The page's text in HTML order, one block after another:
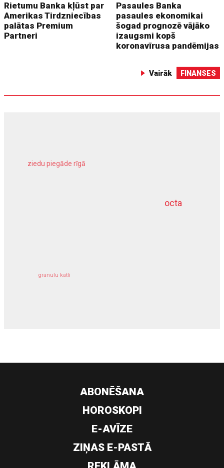
Rietumu Banka kļūst par
Amerikas Tirdzniecības
palātas Premium
Partneri
Pasaules Banka
pasaules ekonomikai
šogad prognozē vājāko
izaugsmi kopš
koronavīrusa pandēmijas
Vairāk FINANSES
octa
ziedu piegāde rīgā
granulu katli
dziļurbums
ABONĒŠANA
HOROSKOPI
E-AVĪZE
ZIŅAS E-PASTĀ